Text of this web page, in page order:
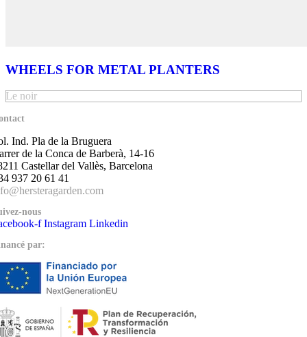
WHEELS FOR METAL PLANTERS
Le noir
Ind. Pla de la Bruguera
de la Conca de Barberà, 14-16
Castellar del Vallès, Barcelona
937 20 61 41
nous
f Instagram Linkedin
par: